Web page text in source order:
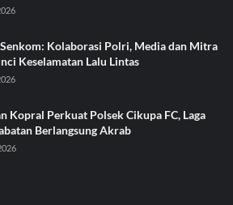
Kolaborasi Polri, Media dan Mitra
Keselamatan Lalu Lintas
Kopral Perkuat Polsek Cikupa FC, Laga
Berlangsung Akrab